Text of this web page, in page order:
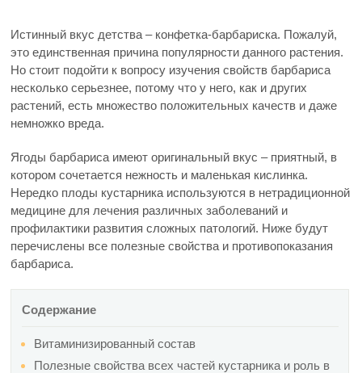
Истинный вкус детства – конфетка-барбариска. Пожалуй,
это единственная причина популярности данного растения.
Но стоит подойти к вопросу изучения свойств барбариса
несколько серьезнее, потому что у него, как и других
растений, есть множество положительных качеств и даже
немножко вреда.
Ягоды барбариса имеют оригинальный вкус – приятный, в
котором сочетается нежность и маленькая кислинка.
Нередко плоды кустарника используются в нетрадиционной
медицине для лечения различных заболеваний и
профилактики развития сложных патологий. Ниже будут
перечислены все полезные свойства и противопоказания
барбариса.
Содержание
Витаминизированный состав
Полезные свойства всех частей кустарника и роль в